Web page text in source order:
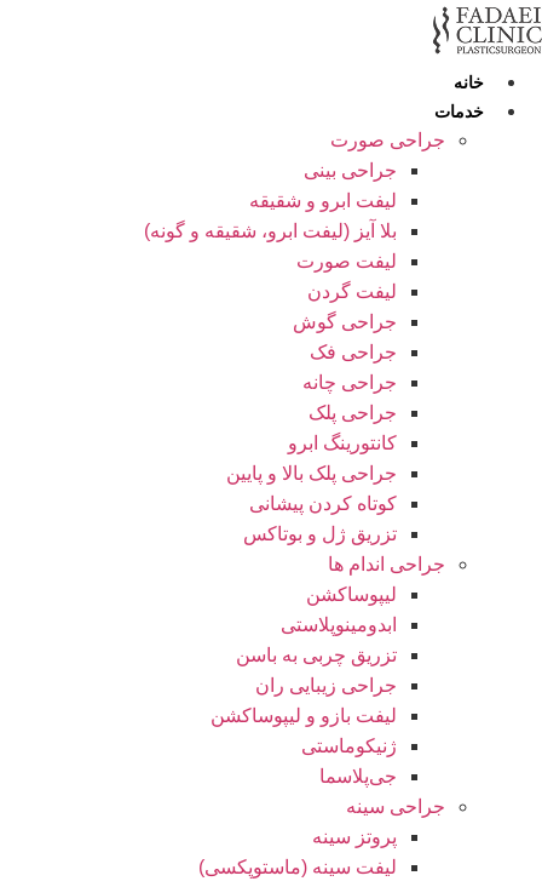
پرش
به
خانه
خدمات
جراحی صورت
جراحی بینی
لیفت ابرو و شقیقه
بلا آیز (لیفت ابرو، شقیقه و گونه)
لیفت صورت
لیفت گردن
جراحی گوش
جراحی فک
جراحی چانه
جراحی پلک
کانتورینگ ابرو
جراحی پلک بالا و پایین
کوتاه کردن پیشانی
تزریق ژل و بوتاکس
جراحی اندام ها
لیپوساکشن
ابدومینوپلاستی
تزریق چربی به باسن
جراحی زیبایی ران
لیفت بازو و لیپوساکشن
ژنیکوماستی
جی‌پلاسما
جراحی سینه
پروتز سینه
لیفت سینه (ماستوپکسی)